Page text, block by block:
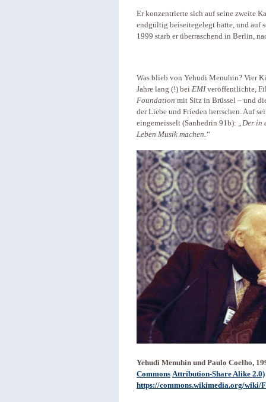
Er konzentrierte sich auf seine zweite
endgültig beiseitegelegt hatte, und auf
1999 starb er überraschend in Berlin,
Was blieb von Yehudi Menuhin? Vier
Jahre lang (!) bei EMIveröffentlichte,
Foundation mit Sitz in Brüssel – und
der Liebe und Frieden herrschen. Auf
eingemeisselt (Sanhedrin 91b): „Der in
Leben Musik machen.“
Yehudi Menuhin und Paulo Coelho,
Commons Attribution-Share Alike 2.0)
https://commons.wikimedia.org/wiki/